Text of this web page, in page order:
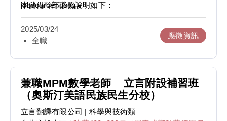
後，也可能藉由實體管道主動開發客戶。
■ 良好的英文能力（請見「應徵方式」之標準）
■ 優秀的中文文案寫作能力
■ 良好的業務開發能力（主要透過網路、Email ）
■ 個性正向樂觀、思考靈活客觀
■ 極佳團隊精神、服務精神
■ 學習能力好、學習態度佳
本儲備幹部職務說明如下：
運。
■ 依個人狀況，主要職務可能包含中翻英、英翻中、中
人能力、公司需求與個人取向而安排。
■ mentor 制，透過頻繁的溝通，直接一對一指導翻譯
職務與公司發展職務。而 mentor 制的好處可以參考我
們的文章 - 「翻譯導師（翻譯 mentor ）制度的好
jobsource=google
2025/03/24
全職
應徵資訊
兼職MPM數學老師__立言附設補習班
（奧斯汀美語民族民生分校）
立言翻譯有限公司 | 科學與技術類